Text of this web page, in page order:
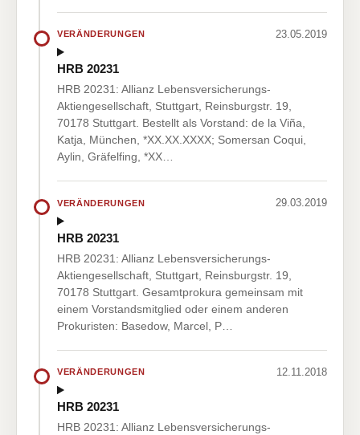
VERÄNDERUNGEN 23.05.2019
HRB 20231
HRB 20231: Allianz Lebensversicherungs-
Aktiengesellschaft, Stuttgart, Reinsburgstr. 19,
70178 Stuttgart. Bestellt als Vorstand: de la Viña,
Katja, München, *XX.XX.XXXX; Somersan Coqui,
Aylin, Gräfelfing, *XX…
VERÄNDERUNGEN 29.03.2019
HRB 20231
HRB 20231: Allianz Lebensversicherungs-
Aktiengesellschaft, Stuttgart, Reinsburgstr. 19,
70178 Stuttgart. Gesamtprokura gemeinsam mit
einem Vorstandsmitglied oder einem anderen
Prokuristen: Basedow, Marcel, P…
VERÄNDERUNGEN 12.11.2018
HRB 20231
HRB 20231: Allianz Lebensversicherungs-